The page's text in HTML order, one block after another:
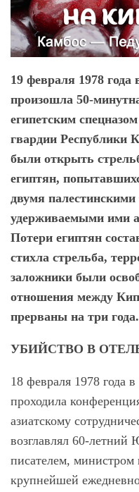
19 февраля 1978
произошла 50-
египетским
гвардии
были открыть
египтян,
двумя
удерживаемыми ими
Потери египтян
стихла стрельба,
заложники были
отношения между
прерваны на три года.
УБИЙСТВО В
18 февраля 1978 года
проходила
азиатскому
возглавлял 60-
писателем, министром
крупнейшей